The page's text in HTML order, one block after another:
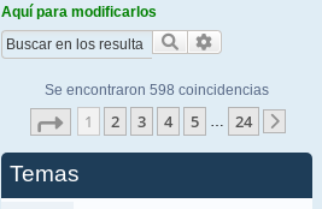
Aquí para modificarlos
Buscar
Se encontraron 598 coincidencias
Página de 24
1 2 3 4 5 … 24
Temas